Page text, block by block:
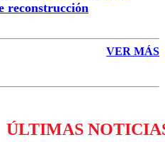
reconstrucción
VER MÁS
ÚLTIMAS